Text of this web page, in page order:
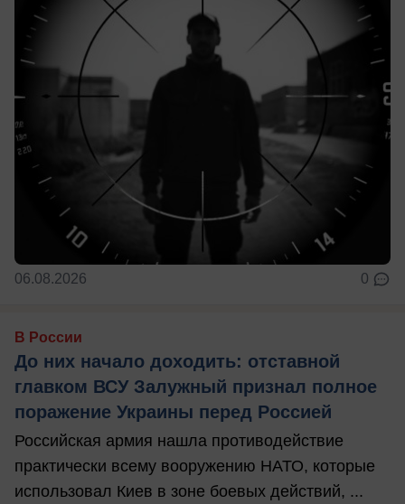
06.08.2026 0
В России
До них начало доходить: отставной
главком ВСУ Залужный признал полное
поражение Украины перед Россией
Российская армия нашла противодействие
практически всему вооружению НАТО, которые
использовал Киев в зоне боевых действий, ...